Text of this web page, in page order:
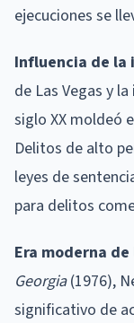
ejecuciones se
Influencia de
de Las Vegas y
siglo XX moldeó
Delitos de alto
leyes de
para delitos
Era moderna
Georgia(1976),
significativo de